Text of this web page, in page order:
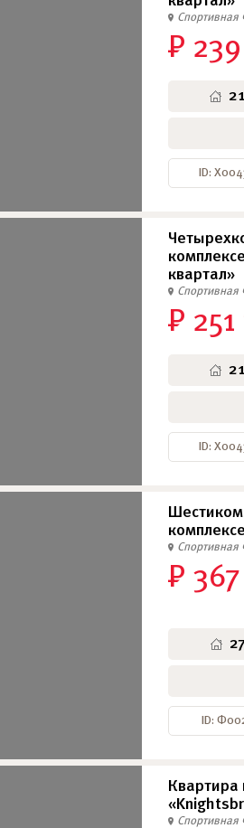
Спортивная
₽
ID:
квартал»
Спортивная
₽
ID:
Спортивная
₽
ID:
Спортивная